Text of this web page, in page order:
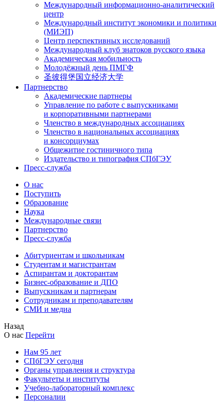
Международный информационно-аналитический
центр
Международный институт экономики и политики
(МИЭП)
Центр перспективных исследований
Международный клуб знатоков русского языка
Академическая мобильность
Молодёжный день ПМГФ
圣彼得堡国立经济大学
Партнерство
Академические партнеры
Управление по работе с выпускниками
и корпоративными партнерами
Членство в международных ассоциациях
Членство в национальных ассоциациях
и консорциумах
Общежитие гостиничного типа
Издательство и типография СПбГЭУ
Пресс-служба
О нас
Поступить
Образование
Наука
Международные связи
Партнерство
Пресс-служба
Абитуриентам и школьникам
Студентам и магистрантам
Аспирантам и докторантам
Бизнес-образование и ДПО
Выпускникам и партнерам
Сотрудникам и преподавателям
СМИ и медиа
Назад
О нас Перейти
Нам 95 лет
СПбГЭУ сегодня
Органы управления и структура
Факультеты и институты
Учебно-лабораторный комплекс
Персоналии